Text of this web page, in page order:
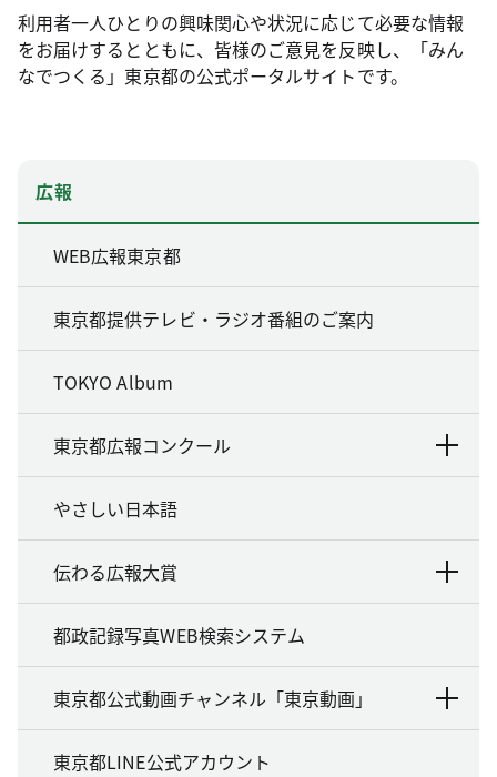
利用者一人ひとりの興味関心や状況に応じて必要な情報
をお届けするとともに、皆様のご意見を反映し、「みん
なでつくる」東京都の公式ポータルサイトです。
広報
WEB広報東京都
東京都提供テレビ・ラジオ番組のご案内
TOKYO Album
東京都広報コンクール
やさしい日本語
伝わる広報大賞
都政記録写真WEB検索システム
東京都公式動画チャンネル「東京動画」
東京都LINE公式アカウント